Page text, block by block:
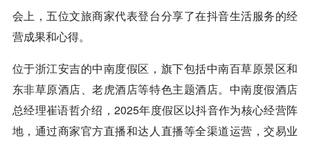
会上，五位文旅商家代表登台分享了在抖音生活服务的经
营成果和心得。
位于浙江安吉的中南度假区，旗下包括中南百草原景区和
东非草原酒店、老虎酒店等特色主题酒店。中南度假酒店
总经理崔语哲介绍，2025年度假区以抖音作为核心经营阵
地，通过商家官方直播和达人直播等全渠道运营，交易业